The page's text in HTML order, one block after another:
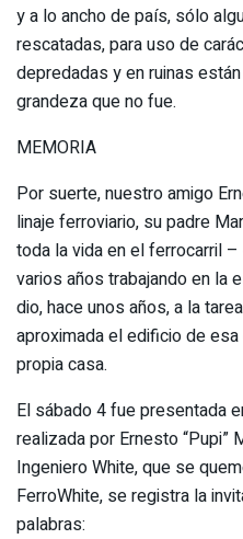
y a lo ancho de país, sólo
rescatadas, para uso de
depredadas y en ruinas
grandeza que no fue.
MEMORIA
Por suerte, nuestro amigo
linaje ferroviario, su padre
toda la vida en el ferrocarril
varios años trabajando en la
dio, hace unos años, a la
aproximada el edificio de
propia casa.
El sábado 4 fue presentada
realizada por Ernesto “Pupi”
Ingeniero White, que se
FerroWhite, se registra la
palabras: